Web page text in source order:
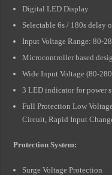
Digital LED Display
Selectable 6s / 180s delay
Input Voltage Range: 80-
Microcontroller based
Wide Input Voltage (80-
3 LED indicator for power
Full Protection Low
Circuit, Rapid Input
Protection System:
Surge Voltage Protection